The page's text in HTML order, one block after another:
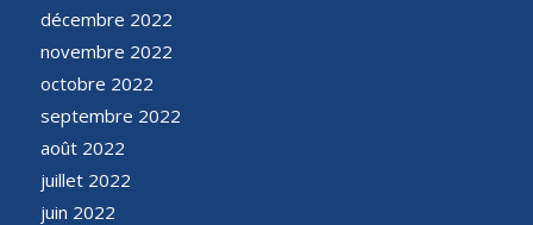
décembre 2022
novembre 2022
octobre 2022
septembre 2022
août 2022
juillet 2022
juin 2022